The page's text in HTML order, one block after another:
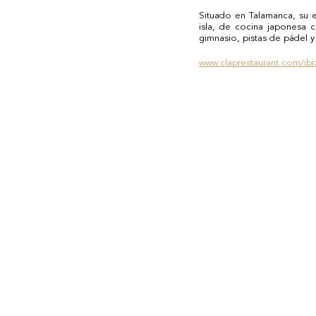
Situado en Talamanca, su
isla, de cocina japonesa
gimnasio, pistas de pádel
www.claprestaurant.com/